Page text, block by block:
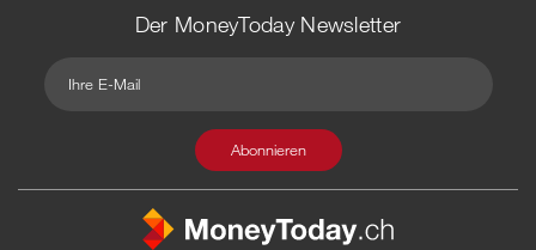
Der MoneyToday Newsletter